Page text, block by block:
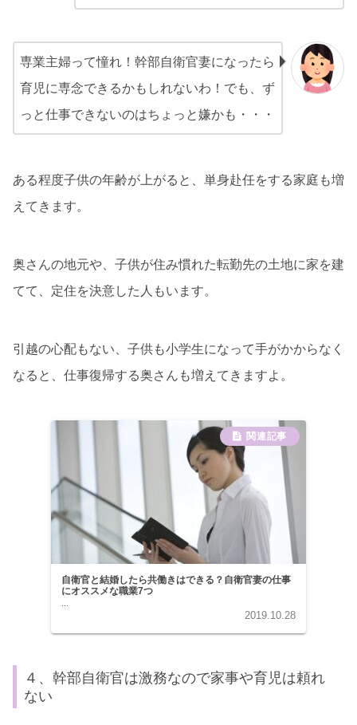
専業主婦って憧れ！幹部自衛官妻になったら
育児に専念できるかもしれないわ！でも、ず
っと仕事できないのはちょっと嫌かも・・・
ある程度子供の年齢が上がると、単身赴任をする家庭も増
えてきます。
奥さんの地元や、子供が住み慣れた転勤先の土地に家を建
てて、定住を決意した人もいます。
引越の心配もない、子供も小学生になって手がかからなく
なると、仕事復帰する奥さんも増えてきますよ。
自衛官と結婚したら共働きはできる？自衛官妻の仕事
にオススメな職業7つ
2019.10.28
４、幹部自衛官は激務なので家事や育児は頼れ
ない